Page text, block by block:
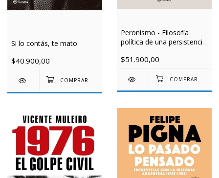
Si lo contás, te mato
$40.900,00
Peronismo - Filosofía
política de una persistencia
$51.900,00